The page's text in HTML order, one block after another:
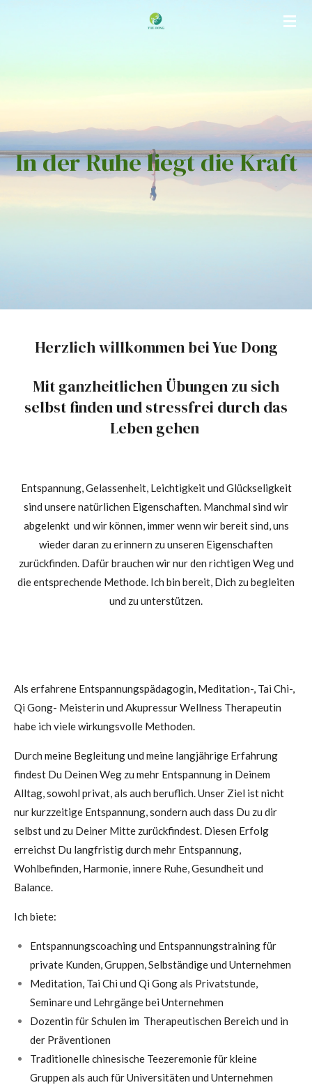
In der Ruhe liegt die Kraft
Herzlich willkommen bei Yue Dong
Mit ganzheitlichen Übungen zu sich
selbst finden und stressfrei durch das
Leben gehen
Entspannung, Gelassenheit, Leichtigkeit und Glückseligkeit
sind unsere natürlichen Eigenschaften. Manchmal sind wir
abgelenkt und wir können, immer wenn wir bereit sind, uns
wieder daran zu erinnern zu unseren Eigenschaften
zurückfinden. Dafür brauchen wir nur den richtigen Weg und
die entsprechende Methode. Ich bin bereit, Dich zu begleiten
und zu unterstützen.
Als erfahrene Entspannungspädagogin, Meditation-, Tai Chi-,
Qi Gong- Meisterin und Akupressur Wellness Therapeutin
habe ich viele wirkungsvolle Methoden.
Durch meine Begleitung und meine langjährige Erfahrung
findest Du Deinen Weg zu mehr Entspannung in Deinem
Alltag, sowohl privat, als auch beruflich. Unser Ziel ist nicht
nur kurzzeitige Entspannung, sondern auch dass Du zu dir
selbst und zu Deiner Mitte zurückfindest. Diesen Erfolg
erreichst Du langfristig durch mehr Entspannung,
Wohlbefinden, Harmonie, innere Ruhe, Gesundheit und
Balance.
Ich biete:
Entspannungscoaching und Entspannungstraining für
private Kunden, Gruppen, Selbständige und Unternehmen
Meditation, Tai Chi und Qi Gong als Privatstunde,
Seminare und Lehrgänge bei Unternehmen
Dozentin für Schulen im Therapeutischen Bereich und in
der Präventionen
Traditionelle chinesische Teezeremonie für kleine
Gruppen als auch für Universitäten und Unternehmen